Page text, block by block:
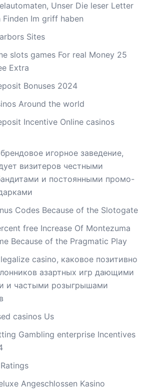
Unser Die leser Letter
Finden Im griff haben
Sites
slots games For real Money 25
Extra
Bonuses 2024
Around the world
Incentive Online casinos
игорное заведение,
визитеров честными
и постоянными промо-
Codes Because of the Slotogate
free Increase Of Montezuma
Because of the Pragmatic Play
casino, каковое позитивно
азартных игр дающими
и частыми розыгрышами
casinos Us
Gambling enterprise Incentives
Angeschlossen Kasino